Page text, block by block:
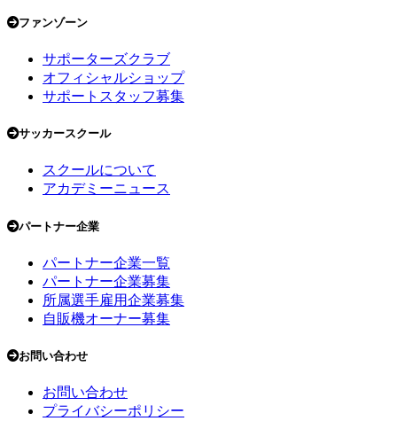
ファンゾーン
サポーターズクラブ
オフィシャルショップ
サポートスタッフ募集
サッカースクール
スクールについて
アカデミーニュース
パートナー企業
パートナー企業一覧
パートナー企業募集
所属選手雇用企業募集
自販機オーナー募集
お問い合わせ
お問い合わせ
プライバシーポリシー